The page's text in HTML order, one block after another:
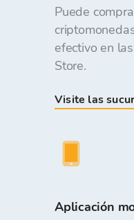
Puede
efectivo en
Store.
Visite las
Aplicación